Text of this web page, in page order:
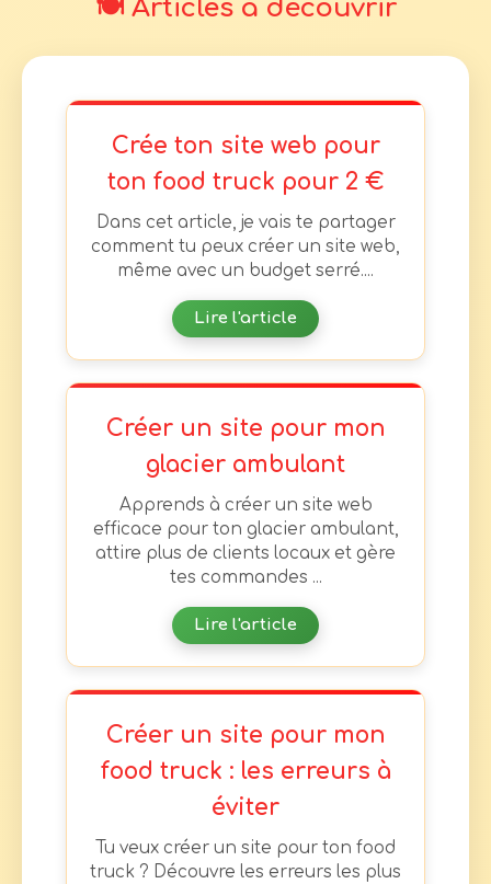
🍽️ Articles à découvrir
Crée ton site web pour
ton food truck pour 2 €
Dans cet article, je vais te partager
comment tu peux créer un site web,
même avec un budget serré....
Lire l'article
Créer un site pour mon
glacier ambulant
Apprends à créer un site web
efficace pour ton glacier ambulant,
attire plus de clients locaux et gère
tes commandes ...
Lire l'article
Créer un site pour mon
food truck : les erreurs à
éviter
Tu veux créer un site pour ton food
truck ? Découvre les erreurs les plus